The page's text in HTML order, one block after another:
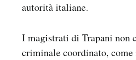
autorità italiane.
I magistrati di Trapani non
criminale coordinato, come